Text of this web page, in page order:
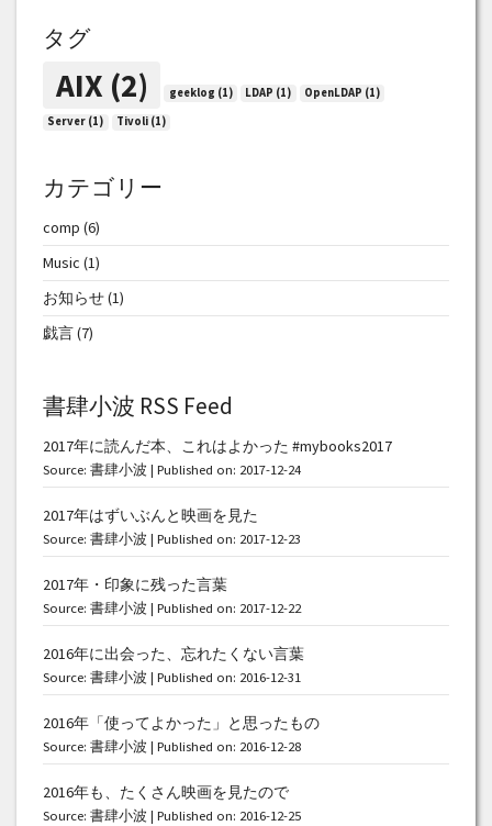
タグ
AIX (2) geeklog (1) LDAP (1) OpenLDAP (1)
Server (1) Tivoli(1)
カテゴリー
comp (6)
Music (1)
お知らせ(1)
戯言(7)
書肆小波 RSS Feed
2017年に読んだ本、これはよかった #mybooks2017
Source: 書肆小波 Published on: 2017-12-24
2017年はずいぶんと映画を見た
Source: 書肆小波 Published on: 2017-12-23
2017年・印象に残った言葉
Source: 書肆小波 Published on: 2017-12-22
2016年に出会った、忘れたくない言葉
Source: 書肆小波 Published on: 2016-12-31
2016年「使ってよかった」と思ったもの
Source: 書肆小波 Published on: 2016-12-28
2016年も、たくさん映画を見たので
Source: 書肆小波 Published on: 2016-12-25